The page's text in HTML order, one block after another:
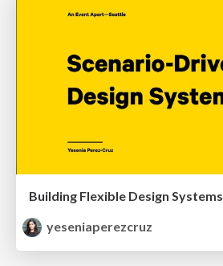
Building Flexible Design Systems
yeseniaperezcruz